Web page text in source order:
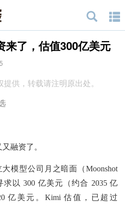
了，估值300亿美元
供，转载请注明原出处。
融资了。
模型公司月之暗面（Moonshot
以 300 亿美元（约合 2035 亿
亿美元。Kimi 估值，已超过